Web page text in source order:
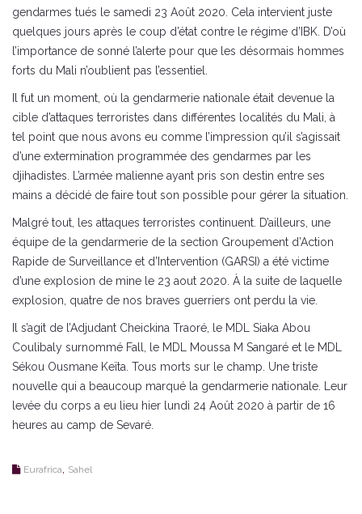
gendarmes tués le samedi 23 Août 2020. Cela intervient juste
quelques jours après le coup d’état contre le régime d’IBK. D’où
l’importance de sonné l’alerte pour que les désormais hommes
forts du Mali n’oublient pas l’essentiel.
Il fut un moment, où la gendarmerie nationale était devenue la
cible d’attaques terroristes dans différentes localités du Mali, à
tel point que nous avons eu comme l’impression qu’il s’agissait
d’une extermination programmée des gendarmes par les
djihadistes. L’armée malienne ayant pris son destin entre ses
mains a décidé de faire tout son possible pour gérer la situation.
Malgré tout, les attaques terroristes continuent. D’ailleurs, une
équipe de la gendarmerie de la section Groupement d’Action
Rapide de Surveillance et d’Intervention (GARSI) a été victime
d’une explosion de mine le 23 aout 2020. À la suite de laquelle
explosion, quatre de nos braves guerriers ont perdu la vie.
Il s’agit de l’Adjudant Cheickina Traoré, le MDL Siaka Abou
Coulibaly surnommé Fall, le MDL Moussa M Sangaré et le MDL
Sékou Ousmane Keïta. Tous morts sur le champ. Une triste
nouvelle qui a beaucoup marqué la gendarmerie nationale. Leur
levée du corps a eu lieu hier lundi 24 Août 2020 à partir de 16
heures au camp de Sevaré.
Eurafrica Sahel